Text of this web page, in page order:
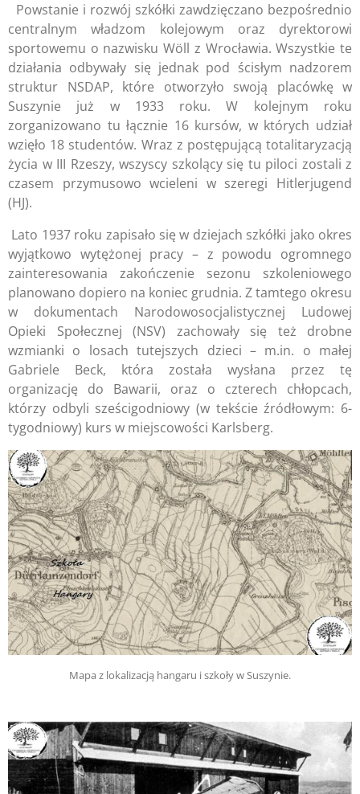
Powstanie i rozwój szkółki zawdzięczano bezpośrednio
centralnym władzom kolejowym oraz dyrektorowi
sportowemu o nazwisku Wöll z Wrocławia. Wszystkie te
działania odbywały się jednak pod ścisłym nadzorem
struktur NSDAP, które otworzyło swoją placówkę w
Suszynie już w 1933 roku. W kolejnym roku
zorganizowano tu łącznie 16 kursów, w których udział
wzięło 18 studentów. Wraz z postępującą totalitaryzacją
życia w III Rzeszy, wszyscy szkolący się tu piloci zostali z
czasem przymusowo wcieleni w szeregi Hitlerjugend
(HJ).
Lato 1937 roku zapisało się w dziejach szkółki jako okres
wyjątkowo wytężonej pracy – z powodu ogromnego
zainteresowania zakończenie sezonu szkoleniowego
planowano dopiero na koniec grudnia. Z tamtego okresu
w dokumentach Narodowosocjalistycznej Ludowej
Opieki Społecznej (NSV) zachowały się też drobne
wzmianki o losach tutejszych dzieci – m.in. o małej
Gabriele Beck, która została wysłana przez tę
organizację do Bawarii, oraz o czterech chłopcach,
którzy odbyli sześcigodniowy (w tekście źródłowym: 6-
tygodniowy) kurs w miejscowości Karlsberg.
Mapa z lokalizacją hangaru i szkoły w Suszynie.